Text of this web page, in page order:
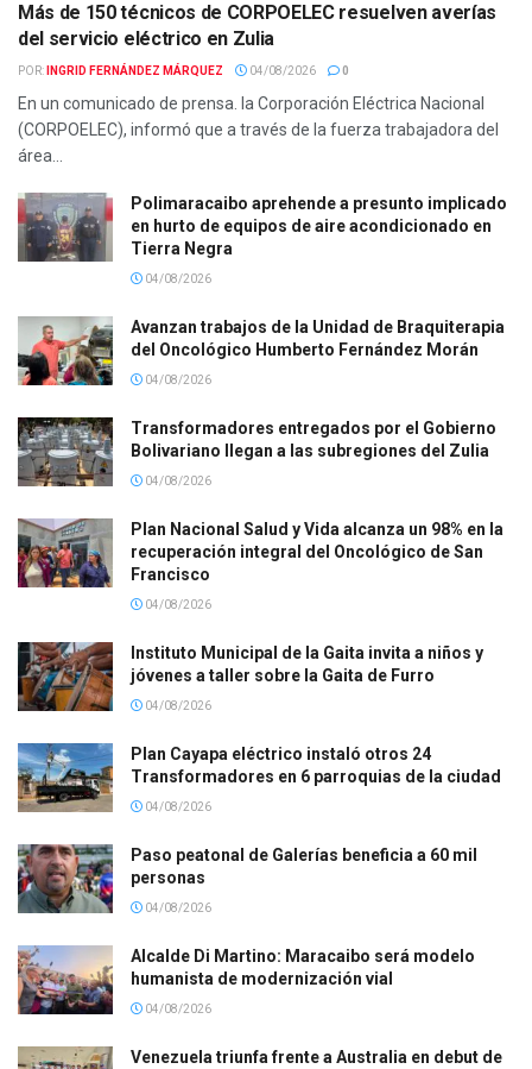
Más de 150 técnicos de CORPOELEC resuelven averías
del servicio eléctrico en Zulia
POR: INGRID FERNÁNDEZ MÁRQUEZ 04/08/2026 0
En un comunicado de prensa. la Corporación Eléctrica Nacional
(CORPOELEC), informó que a través de la fuerza trabajadora del
área...
Polimaracaibo aprehende a presunto implicado
en hurto de equipos de aire acondicionado en
Tierra Negra
04/08/2026
Avanzan trabajos de la Unidad de Braquiterapia
del Oncológico Humberto Fernández Morán
04/08/2026
Transformadores entregados por el Gobierno
Bolivariano llegan a las subregiones del Zulia
04/08/2026
Plan Nacional Salud y Vida alcanza un 98% en la
recuperación integral del Oncológico de San
Francisco
04/08/2026
Instituto Municipal de la Gaita invita a niños y
jóvenes a taller sobre la Gaita de Furro
04/08/2026
Plan Cayapa eléctrico instaló otros 24
Transformadores en 6 parroquias de la ciudad
04/08/2026
Paso peatonal de Galerías beneficia a 60 mil
personas
04/08/2026
Alcalde Di Martino: Maracaibo será modelo
humanista de modernización vial
04/08/2026
Venezuela triunfa frente a Australia en debut de